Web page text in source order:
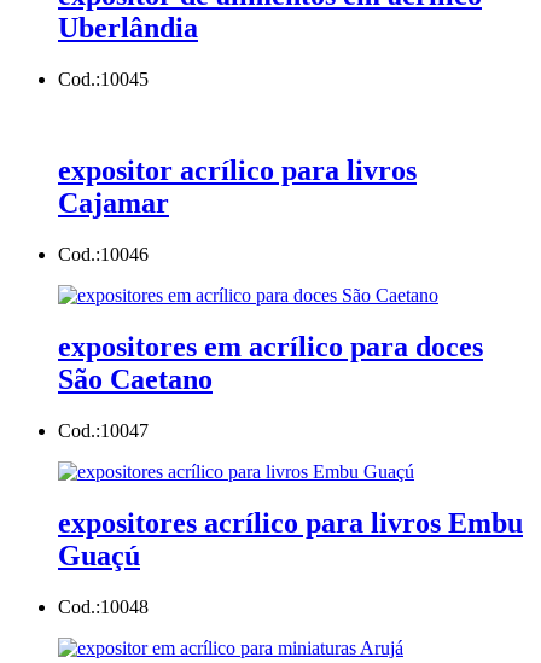
Uberlândia
Cod.:10045
expositor acrílico para livros
Cajamar
Cod.:10046
expositores em acrílico para doces
São Caetano
Cod.:10047
expositores acrílico para livros Embu
Guaçú
Cod.:10048